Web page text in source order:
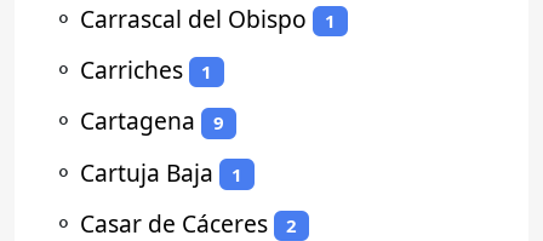
⚬ Carrascal del Obispo 1
⚬ Carriches 1
⚬ Cartagena 9
⚬ Cartuja Baja 1
⚬ Casar de Cáceres 2